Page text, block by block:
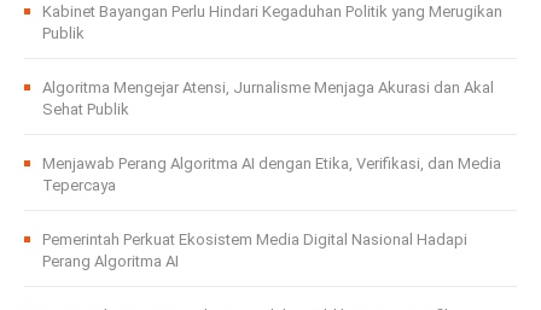
Kabinet Bayangan Perlu Hindari Kegaduhan Politik yang Merugikan
Publik
Algoritma Mengejar Atensi, Jurnalisme Menjaga Akurasi dan Akal
Sehat Publik
Menjawab Perang Algoritma AI dengan Etika, Verifikasi, dan Media
Tepercaya
Pemerintah Perkuat Ekosistem Media Digital Nasional Hadapi
Perang Algoritma AI